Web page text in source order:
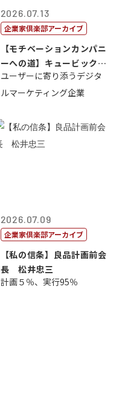
2026.07.13
企業家倶楽部アーカイブ
【モチベーションカンパニ
ーへの道】キュービック代
表取締役CE...
ユーザーに寄り添うデジタ
ルマーケティング企業
2026.07.09
企業家倶楽部アーカイブ
【私の信条】良品計画前会
長 松井忠三
計画５％、実行95％